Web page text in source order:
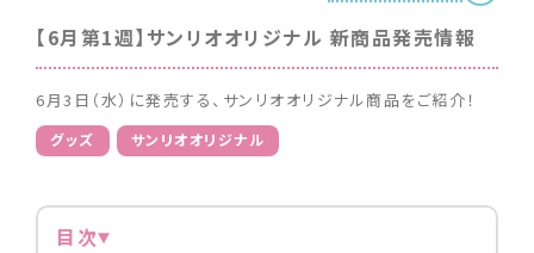
【6月第1週】サンリオオリジナル 新商品発売情報
6月3日（水）に発売する、サンリオオリジナル商品をご紹介！
グッズ サンリオオリジナル
目次